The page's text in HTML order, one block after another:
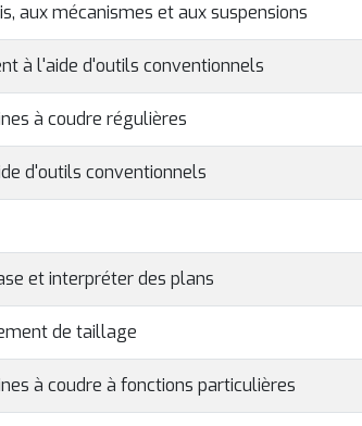
aux mécanismes et aux suspensions
à l'aide d'outils conventionnels
à coudre régulières
d'outils conventionnels
et interpréter des plans
de taillage
à coudre à fonctions particulières